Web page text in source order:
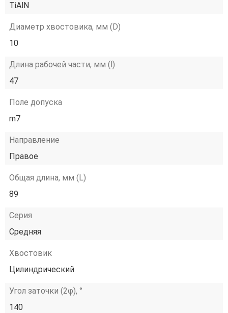
TiAlN
Диаметр хвостовика, мм (D)
10
Длина рабочей части, мм (l)
47
Поле допуска
m7
Направление
Правое
Общая длина, мм (L)
89
Серия
Средняя
Хвостовик
Цилиндрический
Угол заточки (2φ), °
140